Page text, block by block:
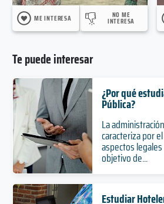
ME INTERESA NO ME
INTERESA
Te puede interesar
¿Por qué
Pública?
La
caracteriza por
aspectos
objetivo de...
Estudiar